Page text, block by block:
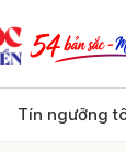
Tín ngưỡng